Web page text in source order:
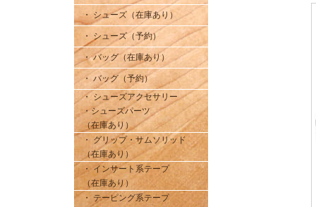
・ シューズ（在庫あり）
・ シューズ（予約）
・ バッグ（在庫あり）
・ バッグ（予約）
・ シューズアクセサリー
・シューズパーツ
（在庫あり）
・ グリップ・サムソリッド
（在庫あり）
・ インサート系テープ
（在庫あり）
・ テーピング系テープ